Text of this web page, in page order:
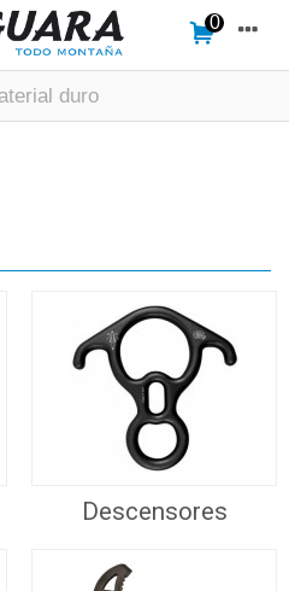
0
duro
Descensores